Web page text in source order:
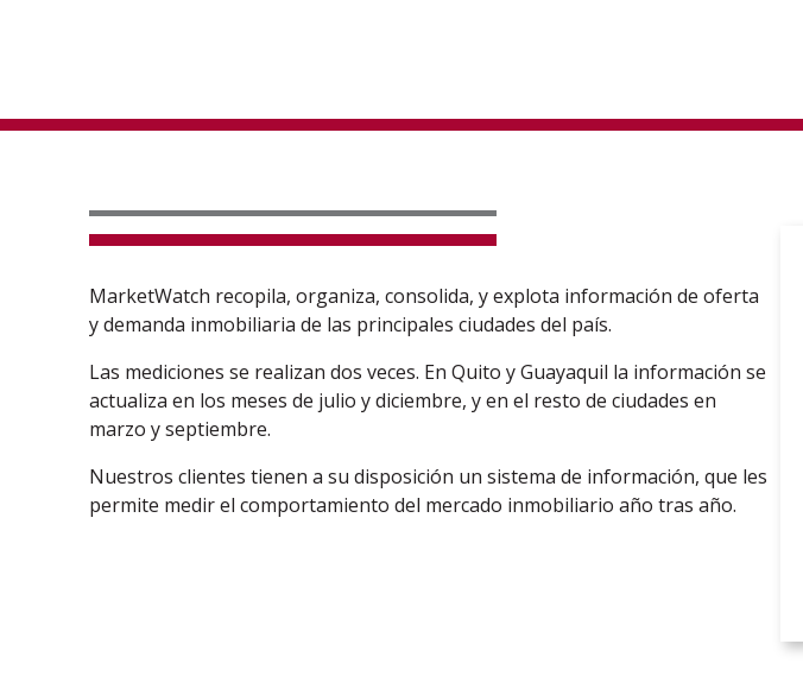
MarketWatch recopila, organiza, consolida, y explota información de oferta
y demanda inmobiliaria de las principales ciudades del país.
Las mediciones se realizan dos veces. En Quito y Guayaquil la información se
actualiza en los meses de julio y diciembre, y en el resto de ciudades en
marzo y septiembre.
Nuestros clientes tienen a su disposición un sistema de información, que les
permite medir el comportamiento del mercado inmobiliario año tras año.